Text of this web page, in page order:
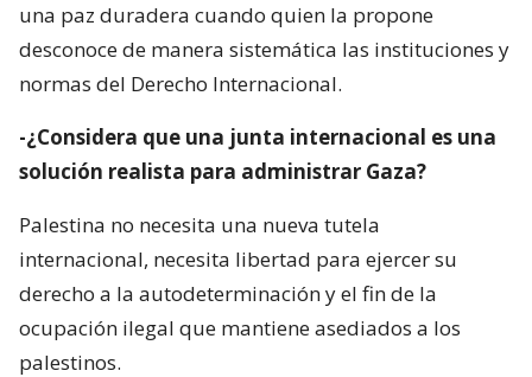
una paz duradera cuando quien la propone
desconoce de manera sistemática las instituciones y
normas del Derecho Internacional.
-¿Considera que una junta internacional es una
solución realista para administrar Gaza?
Palestina no necesita una nueva tutela
internacional, necesita libertad para ejercer su
derecho a la autodeterminación y el fin de la
ocupación ilegal que mantiene asediados a los
palestinos.